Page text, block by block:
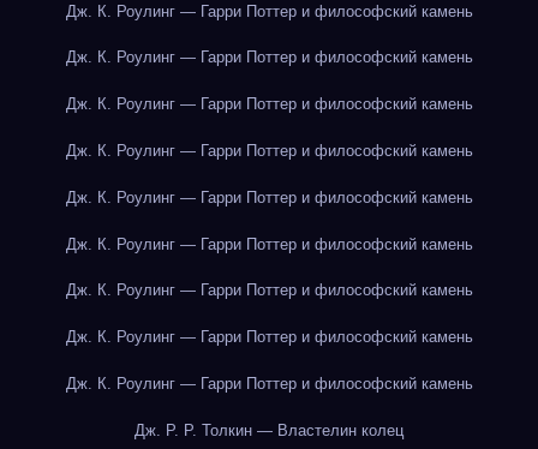
Дж. К. Роулинг — Гарри Поттер и философский камень
Дж. К. Роулинг — Гарри Поттер и философский камень
Дж. К. Роулинг — Гарри Поттер и философский камень
Дж. К. Роулинг — Гарри Поттер и философский камень
Дж. К. Роулинг — Гарри Поттер и философский камень
Дж. К. Роулинг — Гарри Поттер и философский камень
Дж. К. Роулинг — Гарри Поттер и философский камень
Дж. К. Роулинг — Гарри Поттер и философский камень
Дж. К. Роулинг — Гарри Поттер и философский камень
Дж. Р. Р. Толкин — Властелин колец